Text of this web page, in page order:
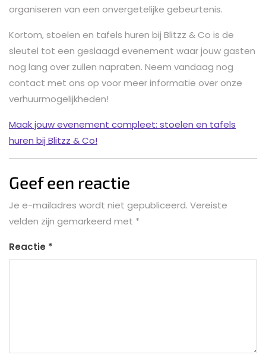
organiseren van een onvergetelijke gebeurtenis.
Kortom, stoelen en tafels huren bij Blitzz & Co is de
sleutel tot een geslaagd evenement waar jouw gasten
nog lang over zullen napraten. Neem vandaag nog
contact met ons op voor meer informatie over onze
verhuurmogelijkheden!
Maak jouw evenement compleet: stoelen en tafels
huren bij Blitzz & Co!
Geef een reactie
Je e-mailadres wordt niet gepubliceerd. Vereiste
velden zijn gemarkeerd met *
Reactie *